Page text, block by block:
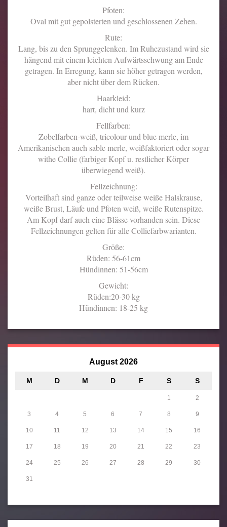
Pfoten:
Oval mit gut gepolsterten und geschlossenen Zehen.
Rute:
Lang, bis zu den Sprunggelenken. Im Ruhezustand wird sie
hängend mit einem leichten Aufwärtsschwung am Ende
getragen. In Erregung, kann sie höher getragen werden,
aber nicht über dem Rücken.
Haarkleid:
hart, dicht und kurz
Fellfarben:
Zobelfarben-weiß, tricolour und blue merle, im
Amerikanischen auch sable merle, weißfaktoriert oder sogar
withe Collie (farbiger Kopf u. restlicher Körper
überwiegend weiß).
Fellzeichnung:
Vorteilhaft sind ganze oder teilweise weiße Halskrause,
weiße Brust, Läufe und Pfoten weiß, weiße Rutenspitze.
Am Kopf darf auch eine Blässe vorhanden sein. Diese
Fellzeichnungen gelten für alle Colliefarbwarianten.
Größe:
Rüden: 56-61cm
Hündinnen: 51-56cm
Gewicht:
Rüden:20-30 kg
Hündinnen: 18-25 kg
August 2026
M D M D F S S
1 2
3 4 5 6 7 8 9
10 11 12 13 14 15 16
17 18 19 20 21 22 23
24 25 26 27 28 29 30
31